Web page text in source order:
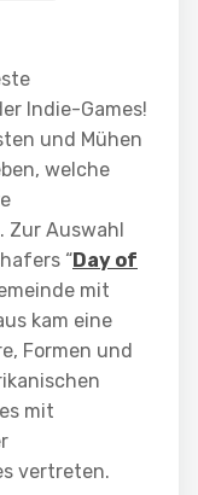
Indie-Games!
und Mühen
welche
Zur Auswahl
“Day of
mit
kam eine
Formen und
mit
vertreten.